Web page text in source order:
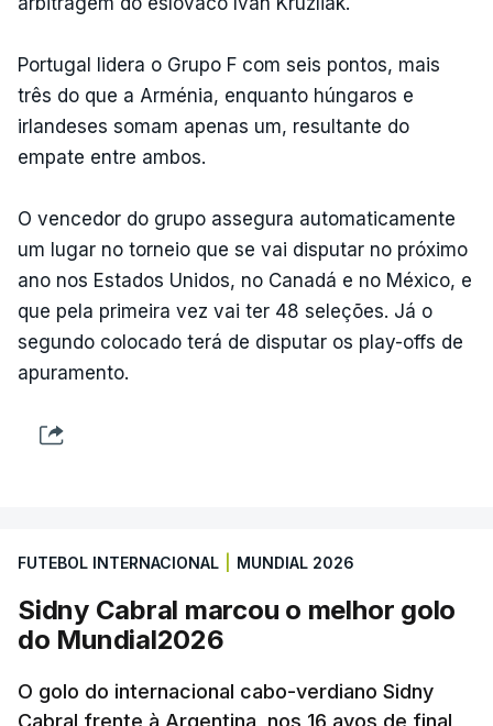
Portugal lidera o Grupo F com seis pontos, mais
três do que a Arménia, enquanto húngaros e
irlandeses somam apenas um, resultante do
empate entre ambos.
O vencedor do grupo assegura automaticamente
um lugar no torneio que se vai disputar no próximo
ano nos Estados Unidos, no Canadá e no México, e
que pela primeira vez vai ter 48 seleções. Já o
segundo colocado terá de disputar os play-offs de
apuramento.
FUTEBOL INTERNACIONAL MUNDIAL 2026
Sidny Cabral marcou o melhor golo
do Mundial2026
O golo do internacional cabo-verdiano Sidny
Cabral frente à Argentina, nos 16 avos de final